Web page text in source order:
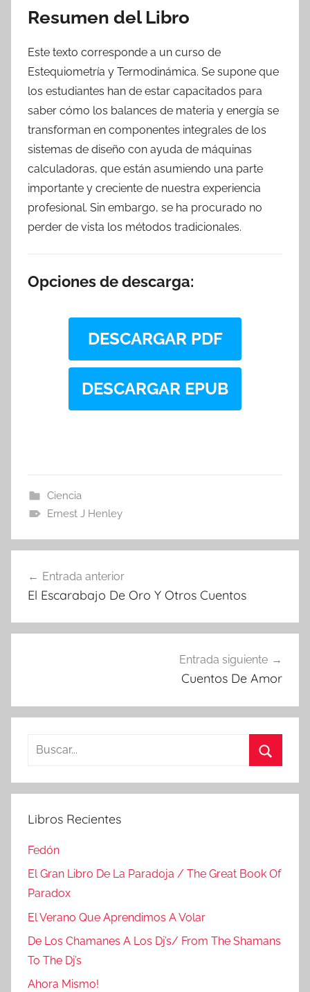
Resumen del Libro
Este texto corresponde a un curso de
Estequiometría y Termodinámica. Se supone que
los estudiantes han de estar capacitados para
saber cómo los balances de materia y energía se
transforman en componentes integrales de los
sistemas de diseño con ayuda de máquinas
calculadoras, que están asumiendo una parte
importante y creciente de nuestra experiencia
profesional. Sin embargo, se ha procurado no
perder de vista los métodos tradicionales.
Opciones de descarga:
DESCARGAR PDF
DESCARGAR EPUB
Ciencia
Ernest J Henley
de
Entrada anterior
El Escarabajo De Oro Y Otros Cuentos
Entrada siguiente
Cuentos De Amor
Buscar:
Libros Recientes
Fedón
El Gran Libro De La Paradoja / The Great Book Of
Paradox
El Verano Que Aprendimos A Volar
De Los Chamanes A Los Dj’s/ From The Shamans
To The Dj’s
Ahora Mismo!